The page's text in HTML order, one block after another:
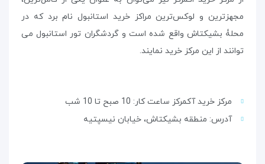
مجهزترین و لوکس‌ترین مراکز خرید استانبول نام برد که در
محلۀ بشیکتاش واقع شده است و گردشگران تور استانبول می
توانند از این مرکز خرید نمایند.
مرکز خرید آکمرکز ساعت کار: 10 صبح تا 10 شب
آدرس: منطقه بشیکتاش، خیابان نیسپتیه